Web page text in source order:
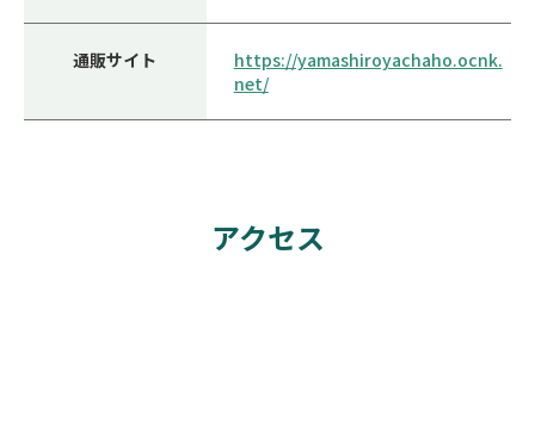
通販サイト
https://yamashiroyachaho.ocnk.
net/
アクセス